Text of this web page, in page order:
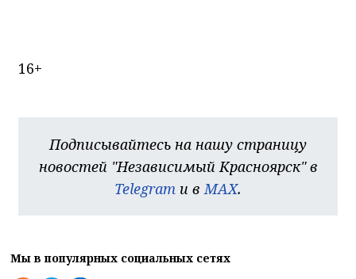
16+
Подписывайтесь на нашу страницу
новостей "Независимый Красноярск" в
Telegram и вMAX.
Мы в популярных социальных сетях